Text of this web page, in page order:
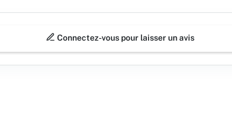
Connectez-vous pour laisser un avis